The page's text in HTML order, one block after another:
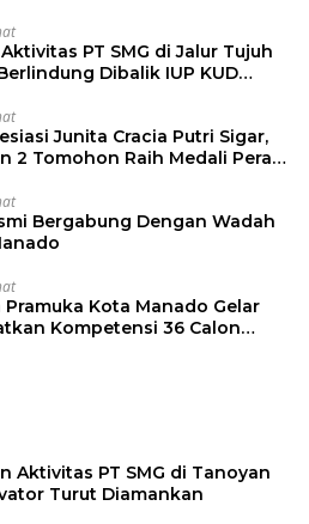
PT SMG di Jalur Tujuh
Dibalik IUP KUD
Junita Cracia Putri Sigar,
2 Tomohon Raih Medali Perak
Bergabung Dengan Wadah
Kota Manado Gelar
Kompetensi 36 Calon
Aktivitas PT SMG di Tanoyan
Turut Diamankan